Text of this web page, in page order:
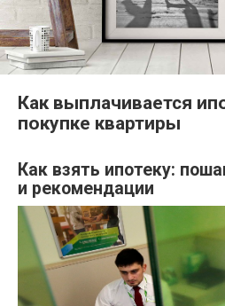
Как выплачивается
покупке квартиры
Как взять ипотеку:
и рекомендации